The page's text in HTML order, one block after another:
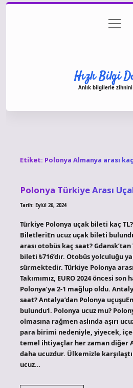
Gizlilik Politikası
menüyü
aç
Hızlı Bilgi
Anlık bilgilerle
Etiket: Polonya Almanya arası kaç
Polonya Türkiye Arası
Tarih: Eylül 26, 2024
Türkiye Polonya uçak bileti kaç
BiletleriEn ucuz uçak bileti
arası otobüs kaç saat?
bileti ₺716’dır. Otobüs yolculuğu
sürmektedir. Türkiye Polonya
Takımımız, EURO 2024 öncesi son
Polonya’ya 2-1 mağlup oldu.
saat? Antalya’dan Polonya
bulundu1. Polonya ucuz mu?
olmasına rağmen aslında aşırı
para birimi nedeniyle, yiyecek,
temel ihtiyaçlar her zaman diğer
daha ucuzdur. Ülkemizle
ucuz…